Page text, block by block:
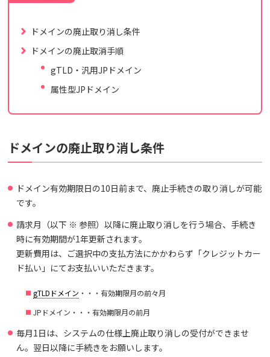
ドメインの廃止取り消し条件
ドメインの廃止取消手順
gTLD・汎用JPドメイン
属性型JPドメイン
ドメインの廃止取り消し条件
ドメイン有効期限日の10日前まで、廃止手続きの取り消しが可能
です。
請求月（以下 ※ 参照）以降に廃止取り消しを行う場合、手続き
時に有効期間が1年更新されます。
更新費用は、ご選択中の支払方法にかかわらず「クレジットカー
ド払い」にてお支払いいただきます。
gTLDドメイン ・・・有効期限月の前々月
JPドメイン・・・有効期限月の前月
毎月1日は、システムの仕様上廃止取り消しの受付ができませ
ん。翌日以降に手続きをお願いします。